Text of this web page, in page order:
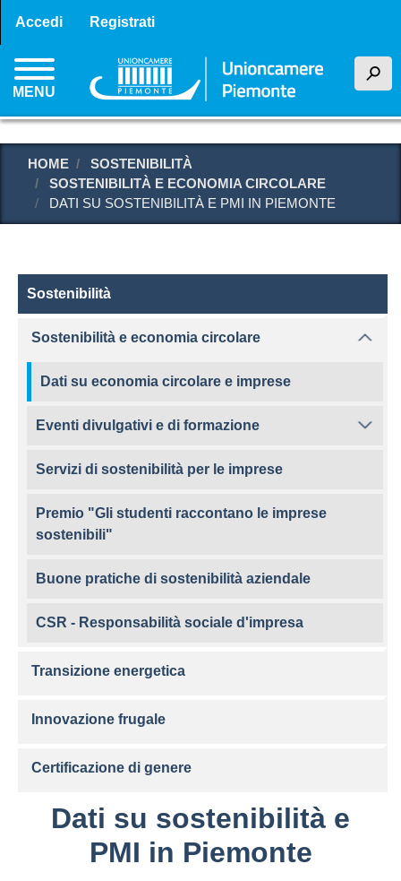
contenuto
principale
Menu profilo utente
Accedi Registrati
MENU
h
HOME
SOSTENIBILITÀ
SOSTENIBILITÀ E ECONOMIA CIRCOLARE
DATI SU SOSTENIBILITÀ E PMI IN PIEMONTE
Dati su sostenibilità e
PMI in Piemonte
Sostenibilità
Sostenibilità
Sostenibilità e economia circolare
Dati su economia circolare e imprese
Eventi divulgativi e di formazione
Servizi di sostenibilità per le imprese
Premio "Gli studenti raccontano le imprese
sostenibili"
Buone pratiche di sostenibilità aziendale
CSR - Responsabilità sociale d'impresa
Transizione energetica
Innovazione frugale
Certificazione di genere